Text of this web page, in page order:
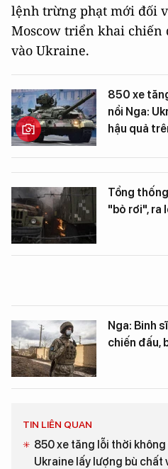
lệnh trừng phạt mới đối
Moscow triển khai chiến
vào Ukraine.
850 xe
nổi Nga:
hậu quả
Tổng
"bỏ rơi", ra
Nga: Binh
chiến đấu,
TIN LIÊN QUAN
850 xe tăng lỗi thời
Ukraine lấy lượng bù chất